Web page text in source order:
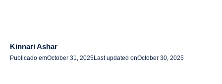
Plataformas de remessa peer-to-peer e Marketplace
Kinnari Ashar
Publicado emOctober 31, 2025Last updated onOctober 30, 2025